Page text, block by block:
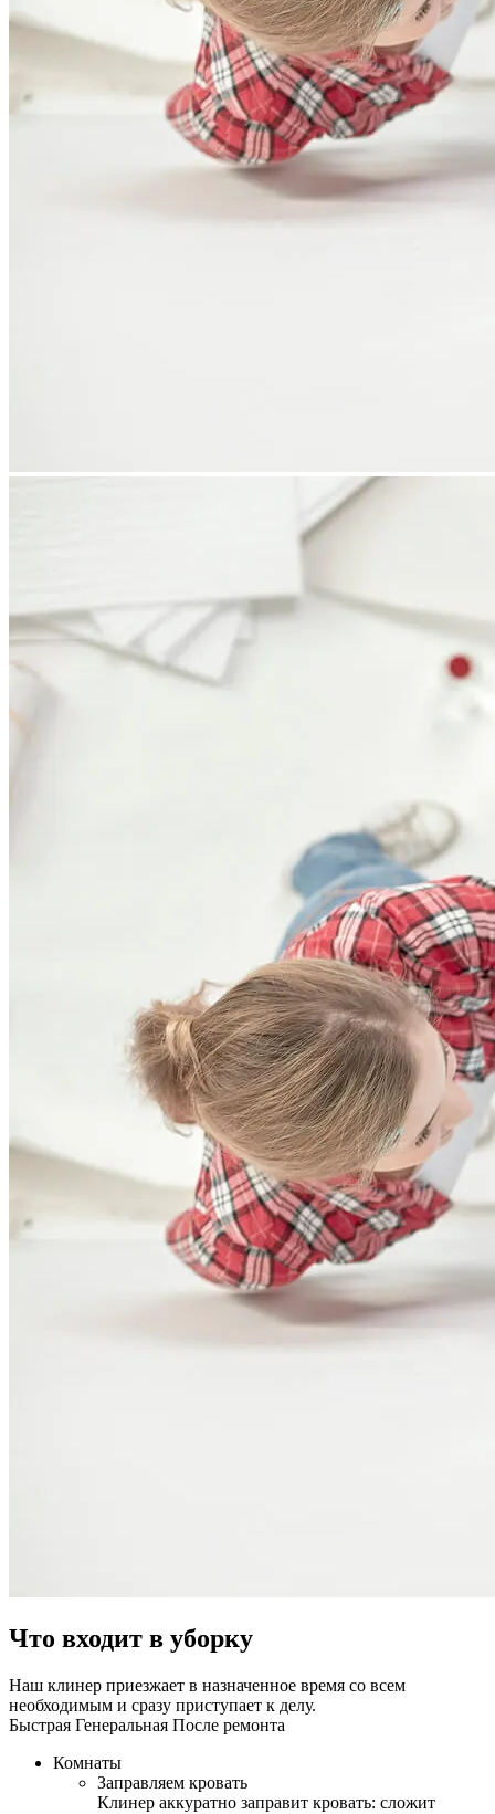
Что входит в уборку
Наш клинер приезжает в назначенное время со всем
необходимым и сразу приступает к делу.
Быстрая Генеральная После ремонта
Комнаты
Заправляем кровать
Клинер аккуратно заправит кровать: сложит